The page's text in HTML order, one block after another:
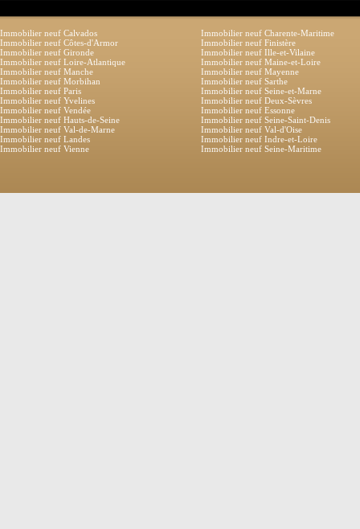
Immobilier neuf Calvados
Immobilier neuf Charente-Maritime
Immobilier neuf Côtes-d'Armor
Immobilier neuf Finistère
Immobilier neuf Gironde
Immobilier neuf Ille-et-Vilaine
Immobilier neuf Loire-Atlantique
Immobilier neuf Maine-et-Loire
Immobilier neuf Manche
Immobilier neuf Mayenne
Immobilier neuf Morbihan
Immobilier neuf Sarthe
Immobilier neuf Paris
Immobilier neuf Seine-et-Marne
Immobilier neuf Yvelines
Immobilier neuf Deux-Sèvres
Immobilier neuf Vendée
Immobilier neuf Essonne
Immobilier neuf Hauts-de-Seine
Immobilier neuf Seine-Saint-Denis
Immobilier neuf Val-de-Marne
Immobilier neuf Val-d'Oise
Immobilier neuf Landes
Immobilier neuf Indre-et-Loire
Immobilier neuf Vienne
Immobilier neuf Seine-Maritime